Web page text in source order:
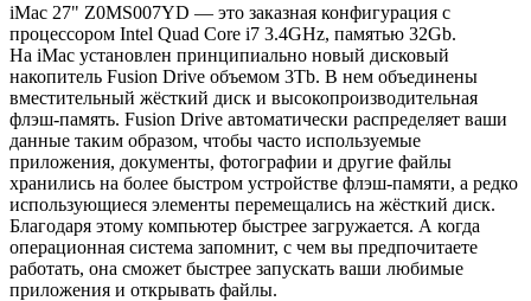
iMac 27" Z0MS007YD — это заказная конфигурация с
процессором Intel Quad Core i7 3.4GHz, памятью 32Gb.
На iMac установлен принципиально новый дисковый
накопитель Fusion Drive объемом 3Tb. В нем объединены
вместительный жёсткий диск и высокопроизводительная
флэш-память. Fusion Drive автоматически распределяет ваши
данные таким образом, чтобы часто используемые
приложения, документы, фотографии и другие файлы
хранились на более быстром устройстве флэш-памяти, а редко
использующиеся элементы перемещались на жёсткий диск.
Благодаря этому компьютер быстрее загружается. А когда
операционная система запомнит, с чем вы предпочитаете
работать, она сможет быстрее запускать ваши любимые
приложения и открывать файлы.